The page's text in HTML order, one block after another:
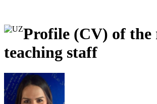
Profile (CV) of the
teaching staff